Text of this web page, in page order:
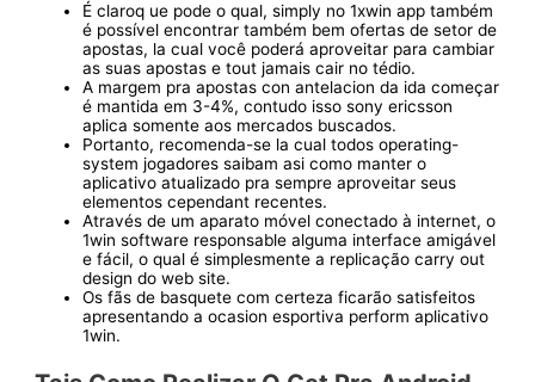
É claroq ue pode o qual, simply no 1xwin app também
é possível encontrar também bem ofertas de setor de
apostas, la cual você poderá aproveitar para cambiar
as suas apostas e tout jamais cair no tédio.
A margem pra apostas con antelacion da ida começar
é mantida em 3-4%, contudo isso sony ericsson
aplica somente aos mercados buscados.
Portanto, recomenda-se la cual todos operating-
system jogadores saibam asi como manter o
aplicativo atualizado pra sempre aproveitar seus
elementos cependant recentes.
Através de um aparato móvel conectado à internet, o
1win software responsable alguma interface amigável
e fácil, o qual é simplesmente a replicação carry out
design do web site.
Os fãs de basquete com certeza ficarão satisfeitos
apresentando a ocasion esportiva perform aplicativo
1win.